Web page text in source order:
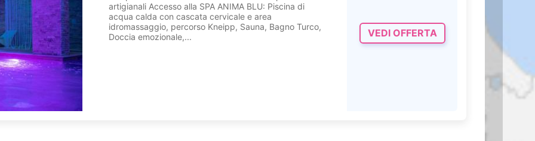
artigianali Accesso alla SPA ANIMA BLU: Piscina di
acqua calda con cascata cervicale e area
idromassaggio, percorso Kneipp, Sauna, Bagno Turco,
Doccia emozionale,...
VEDI OFFERTA